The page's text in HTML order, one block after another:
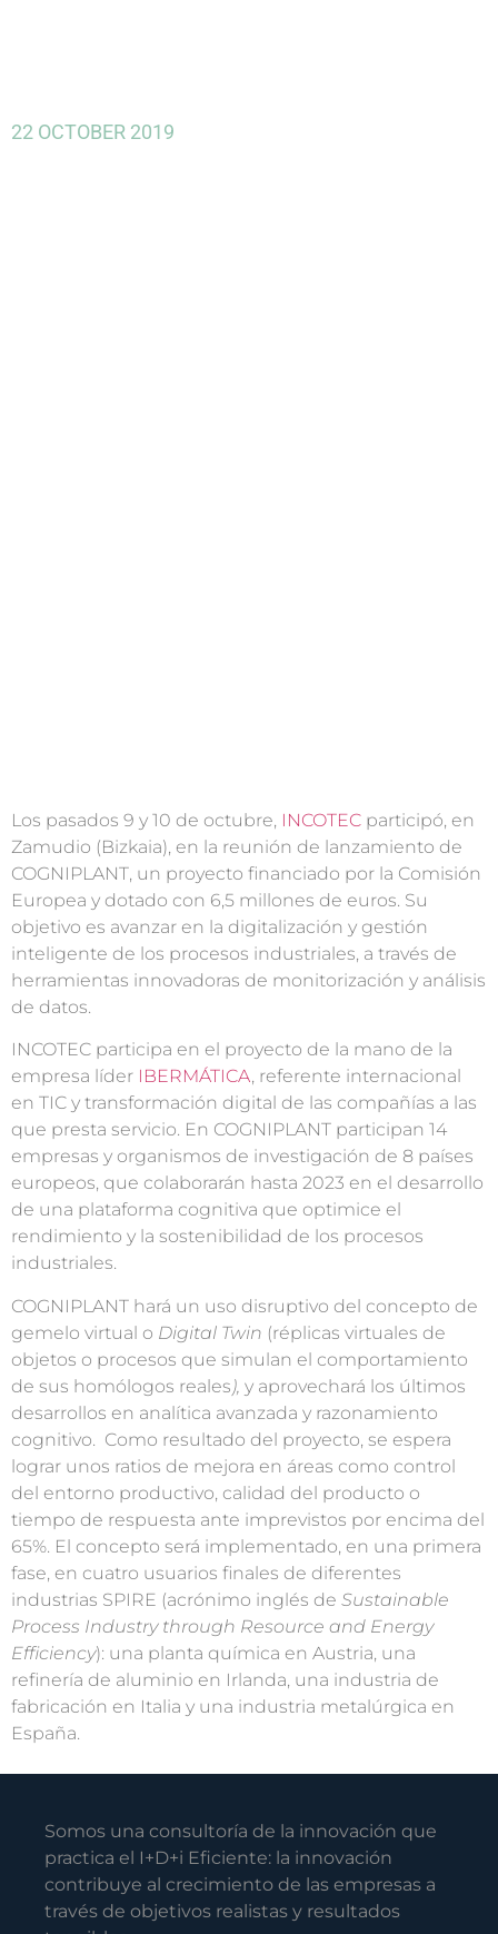
22 OCTOBER 2019
Los pasados 9 y 10 de octubre, INCOTEC participó, en
Zamudio (Bizkaia), en la reunión de lanzamiento de
COGNIPLANT, un proyecto financiado por la Comisión
Europea y dotado con 6,5 millones de euros. Su
objetivo es avanzar en la digitalización y gestión
inteligente de los procesos industriales, a través de
herramientas innovadoras de monitorización y análisis
de datos.
INCOTEC participa en el proyecto de la mano de la
empresa líder IBERMÁTICA, referente internacional
en TIC y transformación digital de las compañías a las
que presta servicio. En COGNIPLANT participan 14
empresas y organismos de investigación de 8 países
europeos, que colaborarán hasta 2023 en el desarrollo
de una plataforma cognitiva que optimice el
rendimiento y la sostenibilidad de los procesos
industriales.
COGNIPLANT hará un uso disruptivo del concepto de
gemelo virtual o Digital Twin (réplicas virtuales de
objetos o procesos que simulan el comportamiento
de sus homólogos reales), y aprovechará los últimos
desarrollos en analítica avanzada y razonamiento
cognitivo. Como resultado del proyecto, se espera
lograr unos ratios de mejora en áreas como control
del entorno productivo, calidad del producto o
tiempo de respuesta ante imprevistos por encima del
65%. El concepto será implementado, en una primera
fase, en cuatro usuarios finales de diferentes
industrias SPIRE (acrónimo inglés de Sustainable
Process Industry through Resource and Energy
Efficiency): una planta química en Austria, una
refinería de aluminio en Irlanda, una industria de
fabricación en Italia y una industria metalúrgica en
España.
Somos una consultoría de la innovación que
practica el I+D+i Eficiente: la innovación
contribuye al crecimiento de las empresas a
través de objetivos realistas y resultados